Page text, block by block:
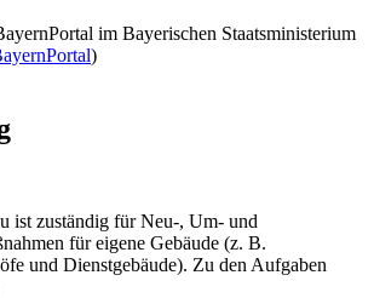
im Bayerischen Staatsministerium
)
ist zuständig für Neu-, Um- und
für eigene Gebäude (z. B.
und Dienstgebäude). Zu den Aufgaben